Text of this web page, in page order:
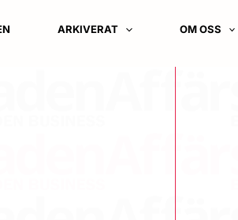
ARKIVERAT OM OSS